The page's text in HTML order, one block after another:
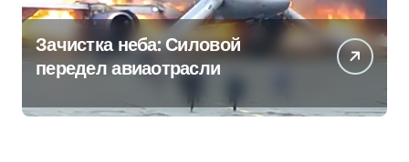
Зачистка неба: Силовой
передел авиаотрасли